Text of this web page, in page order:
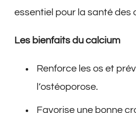
essentiel pour la santé des
Les bienfaits du calcium
Renforce les os et
l’ostéoporose.
Favorise une bonne